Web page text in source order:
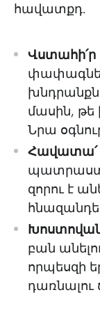
հավատքդ.
Վստահի՛ր
մասին, թե
Նրա
Հավատա՛
զորու է
բան
որպեսզի